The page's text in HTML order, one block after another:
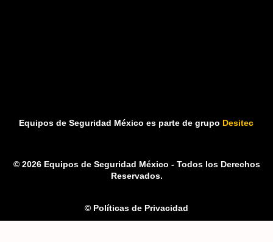
Equipos de Seguridad México es parte de grupo Desitec
© 2026 Equipos de Seguridad México - Todos los Derechos
Reservados.
© Políticas de Privacidad